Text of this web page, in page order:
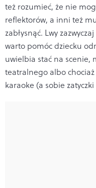
też rozumieć, że nie
reflektorów, a inni też
zabłysnąć. Lwy
warto pomóc dziecku
uwielbia stać na scenie,
teatralnego albo
karaoke (a sobie